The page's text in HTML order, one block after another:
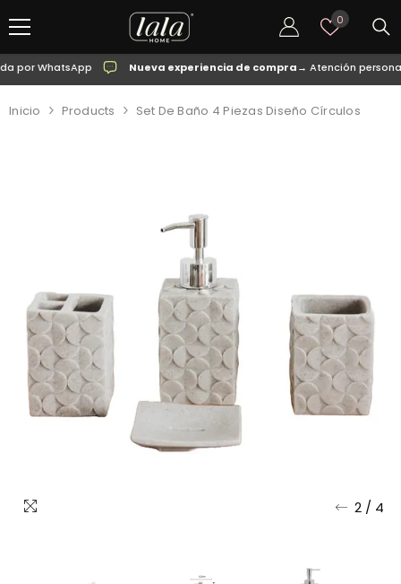
0 Listas
deseos
WhatsApp
Nueva experiencia de compra→ Atención
Inicio Products Set De Baño 4 Piezas Diseño Círculos
2 / 4